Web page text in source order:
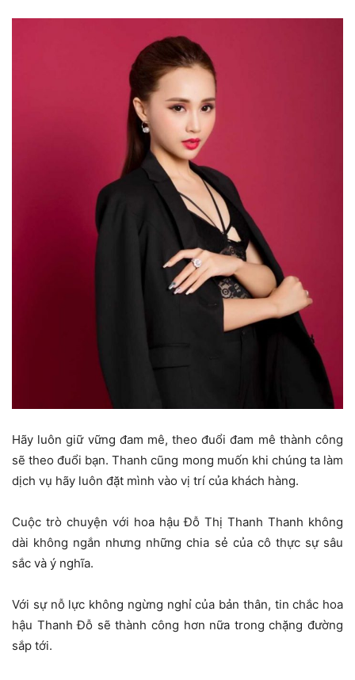
Hãy luôn giữ vững đam mê, theo đuổi đam mê thành công
sẽ theo đuổi bạn. Thanh cũng mong muốn khi chúng ta làm
dịch vụ hãy luôn đặt mình vào vị trí của khách hàng.
Cuộc trò chuyện với hoa hậu Đỗ Thị Thanh Thanh không
dài không ngắn nhưng những chia sẻ của cô thực sự sâu
sắc và ý nghĩa.
Với sự nỗ lực không ngừng nghỉ của bản thân, tin chắc hoa
hậu Thanh Đỗ sẽ thành công hơn nữa trong chặng đường
sắp tới.